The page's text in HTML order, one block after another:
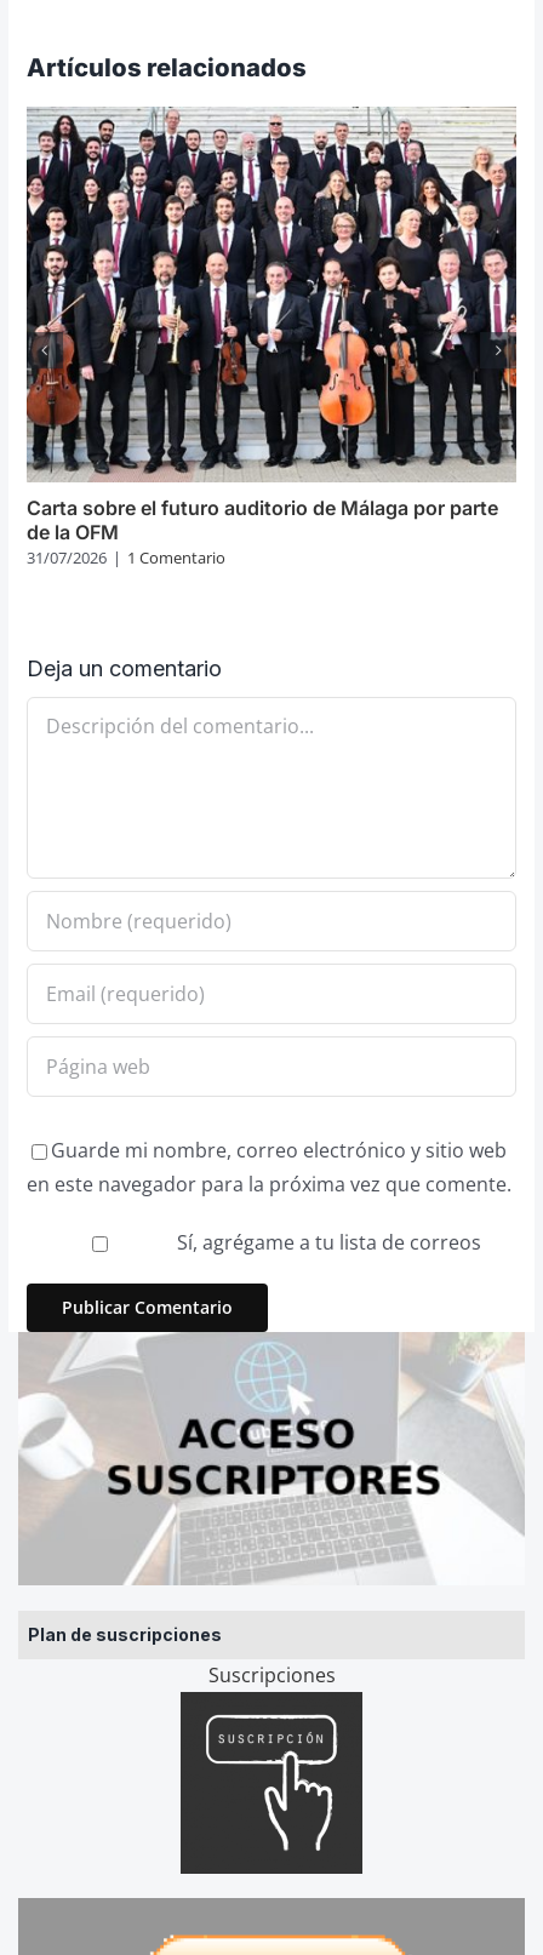
Plan de suscripciones
Suscripciones
Artículos relacionados
Carta sobre el futuro auditorio de Málaga por parte
de la OFM
31/07/2026 | 1 Comentario
Deja un comentario
Comentario
Guarde mi nombre, correo electrónico y sitio web
en este navegador para la próxima vez que comente.
Sí, agrégame a tu lista de correos